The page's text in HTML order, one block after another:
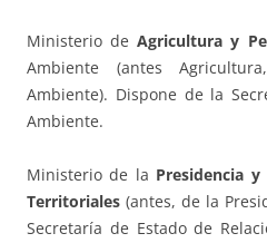
Ministerio deAgricultura y
Ambiente (antes
Ambiente). Dispone de la
Ambiente.
Ministerio de la Presidencia
Territoriales (antes, de la
Secretaría de Estado de